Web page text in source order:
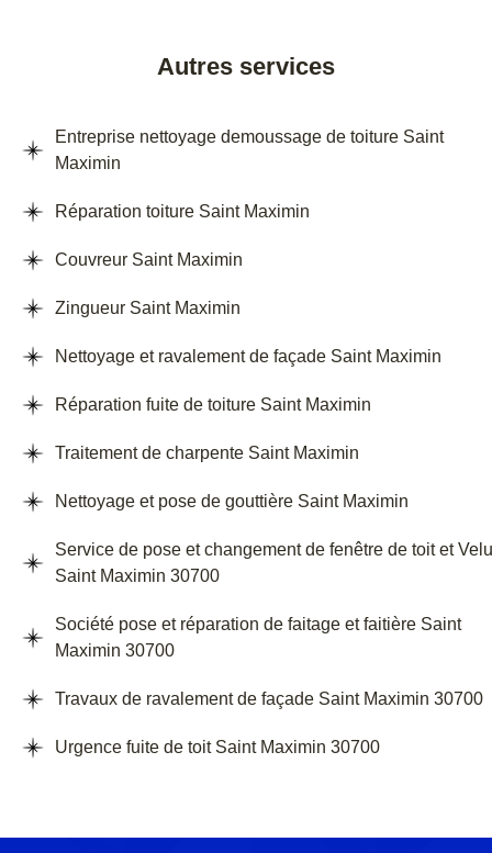
Autres services
Entreprise nettoyage demoussage de toiture Saint
Maximin
Réparation toiture Saint Maximin
Couvreur Saint Maximin
Zingueur Saint Maximin
Nettoyage et ravalement de façade Saint Maximin
Réparation fuite de toiture Saint Maximin
Traitement de charpente Saint Maximin
Nettoyage et pose de gouttière Saint Maximin
Service de pose et changement de fenêtre de toit et
Saint Maximin 30700
Société pose et réparation de faitage et faitière Saint
Maximin 30700
Travaux de ravalement de façade Saint Maximin 30700
Urgence fuite de toit Saint Maximin 30700